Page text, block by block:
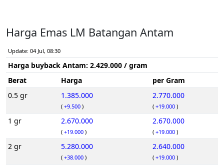
Harga Emas LM Batangan Antam
Update: 04 Jul, 08:30
Harga buyback Antam: 2.429.000 / gram
Berat
Harga
per Gram
0.5 gr
1.385.000
( +9.500 )
2.770.000
( +19.000 )
1 gr 2.670.000
( +19.000 )
2.670.000
( +19.000 )
2 gr 5.280.000
( +38.000 )
2.640.000
( +19.000 )